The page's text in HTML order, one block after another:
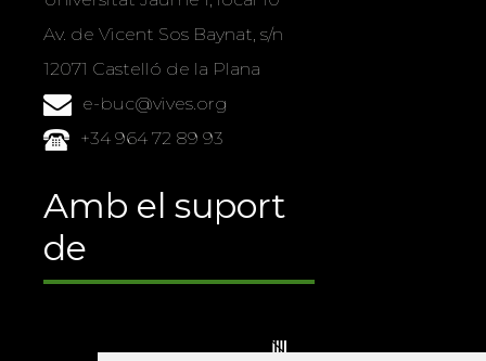
Av. de Vicent Sos Baynat, s/n
12071 Castelló de la Plana
e-buc@vives.org
+34 964 72 89 93
Amb el suport
de